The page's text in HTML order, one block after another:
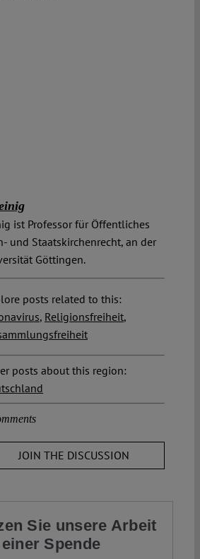
ist Professor für Öffentliches
und Staatskirchenrecht, an der
Göttingen.
posts related to this:
, Religionsfreiheit,
posts about this region:
JOIN THE DISCUSSION
Sie unsere Arbeit
Spende